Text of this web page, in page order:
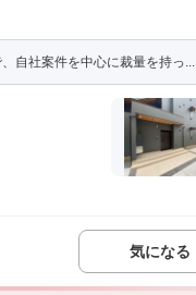
自社案件を中心に裁量を持っ...
気になる